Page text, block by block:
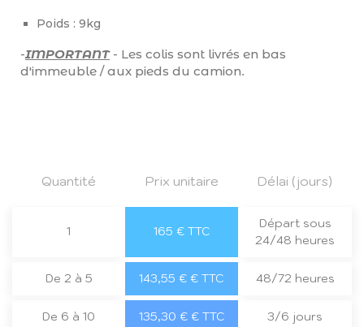
Poids : 9kg
-IMPORTANT- Les colis sont livrés en bas
d'immeuble / aux pieds du camion.
Quantité Prix unitaire Délai (jours)
1 165 € TTC
Départ sous
24/48 heures
De 2 à 5 143,55 € € TTC 48/72 heures
De 6 à 10 135,30 € € TTC 3/6 jours